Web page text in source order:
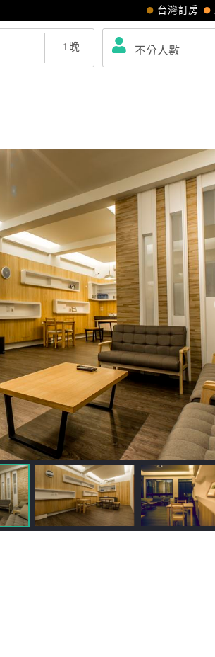
台灣訂房
1 晚